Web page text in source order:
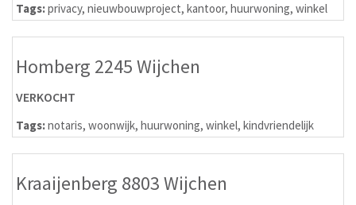
Tags:privacy, nieuwbouwproject, kantoor, huurwoning, winkel
Homberg 2245 Wijchen
VERKOCHT
Tags:notaris, woonwijk, huurwoning, winkel, kindvriendelijk
Kraaijenberg 8803 Wijchen